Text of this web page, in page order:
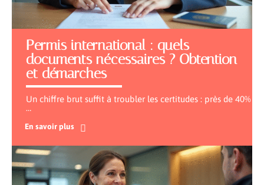
Permis international : quels
documents nécessaires ? Obtention
et démarches
Un chiffre brut suffit à troubler les certitudes : près de 40%
…
En savoir plus